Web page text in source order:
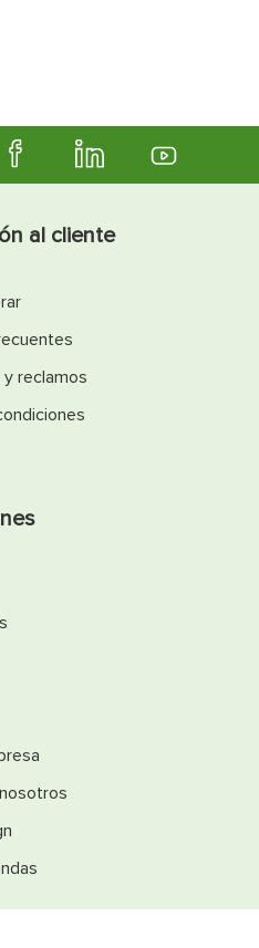
al cliente
reclamos